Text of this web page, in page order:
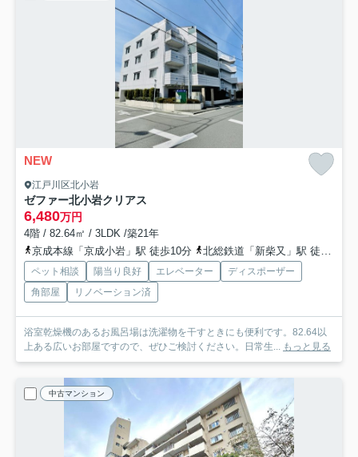
NEW
江戸川区北小岩
ゼファー北小岩クリアス
6,480万円
4階 / 82.64㎡ / 3LDK /築21年
京成本線「京成小岩」駅 徒歩10分
北総鉄道「新柴又」駅 徒歩5分
ペット相談 陽当り良好 エレベーター
ディスポーザー
角部屋
リノベーション済
浴室乾燥機のあるお風呂場は洗濯物を干すときにも便利です。82.64以
上ある広いお部屋ですので、ぜひご検討ください。日常生... もっと見る
中古マンション